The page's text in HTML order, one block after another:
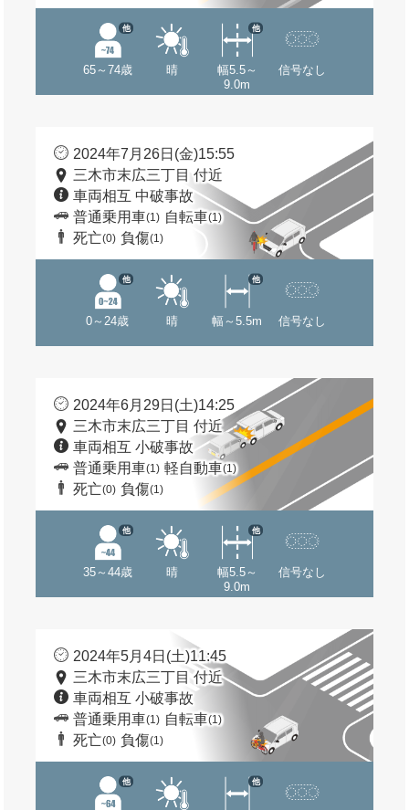
65～74歳
他
晴
幅5.5～
9.0m
他
信号なし
2024年7月26日(金)15:55
三木市末広三丁目 付近
車両相互 中破事故
普通乗用車(1) 自転車(1)
死亡(0) 負傷(1)
0～24歳
他
晴 幅～5.5m
他
信号なし
2024年6月29日(土)14:25
三木市末広三丁目 付近
車両相互 小破事故
普通乗用車(1) 軽自動車(1)
死亡(0) 負傷(1)
35～44歳
他
晴
幅5.5～
9.0m
他
信号なし
2024年5月4日(土)11:45
三木市末広三丁目 付近
車両相互 小破事故
普通乗用車(1) 自転車(1)
死亡(0) 負傷(1)
他 他